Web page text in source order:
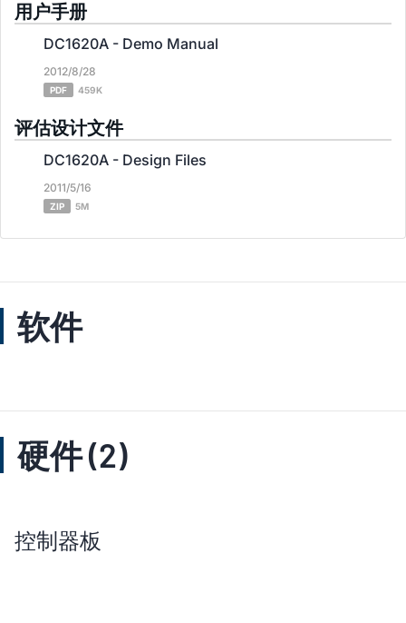
用户手册
DC1620A - Demo Manual
2012/8/28
PDF 459K
评估设计文件
DC1620A - Design Files
2011/5/16
ZIP 5M
软件
硬件 (2)
控制器板